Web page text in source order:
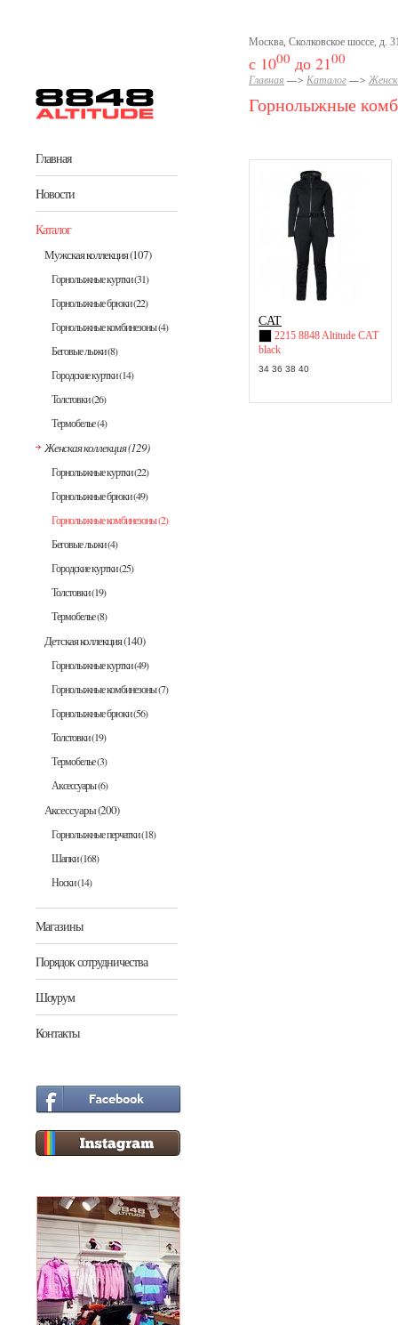
Главная
Новости
Каталог
Мужская коллекция(107)
Горнолыжные куртки(31)
Горнолыжные брюки(22)
Горнолыжные комбинезоны(4)
Беговые лыжи(8)
Городские куртки(14)
Толстовки(26)
Термобелье(4)
Женская коллекция(129)
Горнолыжные куртки(22)
Горнолыжные брюки(49)
Горнолыжные комбинезоны(2)
Беговые лыжи(4)
Городские куртки(25)
Толстовки(19)
Термобелье(8)
Детская коллекция(140)
Горнолыжные куртки(49)
Горнолыжные комбинезоны(7)
Горнолыжные брюки(56)
Толстовки(19)
Термобелье(3)
Аксессуары(6)
Аксессуары(200)
Горнолыжные перчатки(18)
Шапки(168)
Носки(14)
Магазины
Порядок сотрудничества
Шоурум
Контакты
Москва, Сколковское шоссе, д.
с 1000 до 2100
Главная —> Каталог —>
Горнолыжные
CAT
2215 8848 Altitude CAT
black
34 36 38 40